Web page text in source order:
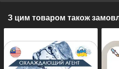
З цим товаром також